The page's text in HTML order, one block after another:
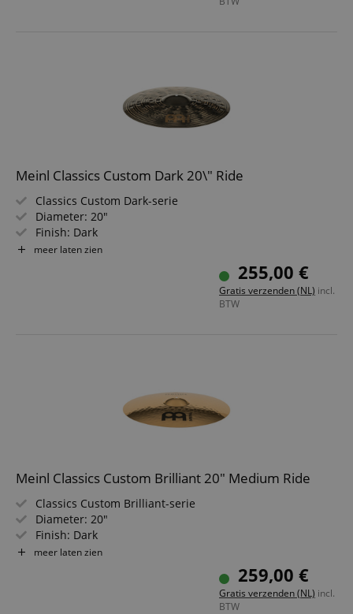
Meinl Classics Custom Dark 20\" Ride
Classics Custom Dark-serie
Diameter: 20"
Finish: Dark
Legering: B10-brons
meer laten zien
255,00 €
Gratis verzenden (NL) incl.
BTW
Meinl Classics Custom Brilliant 20" Medium Ride
Classics Custom Brilliant-serie
Diameter: 20"
Finish: Dark
Legering: B10 Bronze
meer laten zien
259,00 €
Gratis verzenden (NL) incl.
BTW